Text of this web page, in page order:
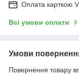
Оплата карткою
Всі умови оплати
Умови
Повернення товару